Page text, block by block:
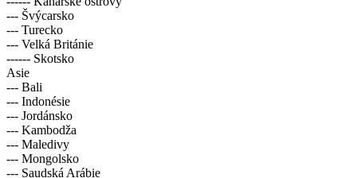
--- Švýcarsko
--- Turecko
--- Velká Británie
------ Skotsko
Asie
--- Bali
--- Indonésie
--- Jordánsko
--- Kambodža
--- Maledivy
--- Mongolsko
--- Saudská Arábie